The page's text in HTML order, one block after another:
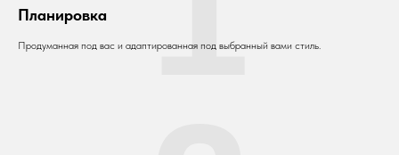
Планировка
Продуманная под вас и адаптированная под выбранный вами стиль.